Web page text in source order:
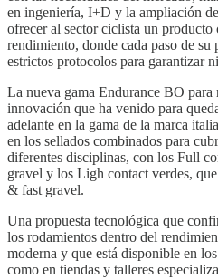
en ingeniería, I+D y la ampliación
ofrecer al sector ciclista un
rendimiento, donde cada paso de su
estrictos protocolos para garantizar
La nueva gama Endurance BO para
innovación que ha venido para
adelante en la gama de la marca
en los sellados combinados para
diferentes disciplinas, con los Full
gravel y los Ligh contact verdes,
& fast gravel.
Una propuesta tecnológica que
los rodamientos dentro del
moderna y que está disponible en
como en tiendas y talleres